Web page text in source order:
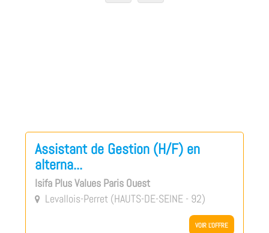
Assistant de Gestion (H/F) en
alterna...
Isifa Plus Values Paris Ouest
 Levallois-Perret (HAUTS-DE-SEINE - 92)
VOIR L'OFFRE